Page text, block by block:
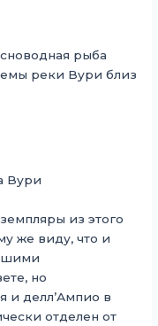
рыба
реки Вури близ
из этого
же виду, что и
но
и делл’Ампио в
отделен от